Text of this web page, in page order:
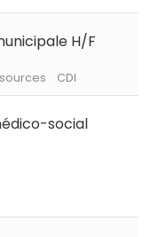
Intérim
H/F
social